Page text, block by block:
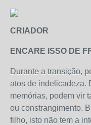
CRIADOR
ENCARE ISSO DE
Durante a transição,
atos de indelicadeza.
memórias, podem vir
ou constrangimento.
filho, isto não tem a